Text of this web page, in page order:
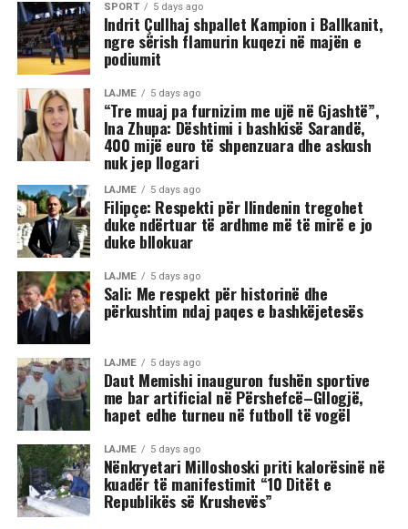
SPORT 5 days ago
Indrit Çullhaj shpallet Kampion i Ballkanit,
ngre sërish flamurin kuqezi në majën e
podiumit
LAJME 5 days ago
“Tre muaj pa furnizim me ujë në Gjashtë”,
Ina Zhupa: Dështimi i bashkisë Sarandë,
400 mijë euro të shpenzuara dhe askush
nuk jep llogari
LAJME 5 days ago
Filipçe: Respekti për Ilindenin tregohet
duke ndërtuar të ardhme më të mirë e jo
duke bllokuar
LAJME 5 days ago
Sali: Me respekt për historinë dhe
përkushtim ndaj paqes e bashkëjetesës
LAJME 5 days ago
Daut Memishi inauguron fushën sportive
me bar artificial në Përshefcë–Gllogjë,
hapet edhe turneu në futboll të vogël
LAJME 5 days ago
Nënkryetari Milloshoski priti kalorësinë në
kuadër të manifestimit “10 Ditët e
Republikës së Krushevës”